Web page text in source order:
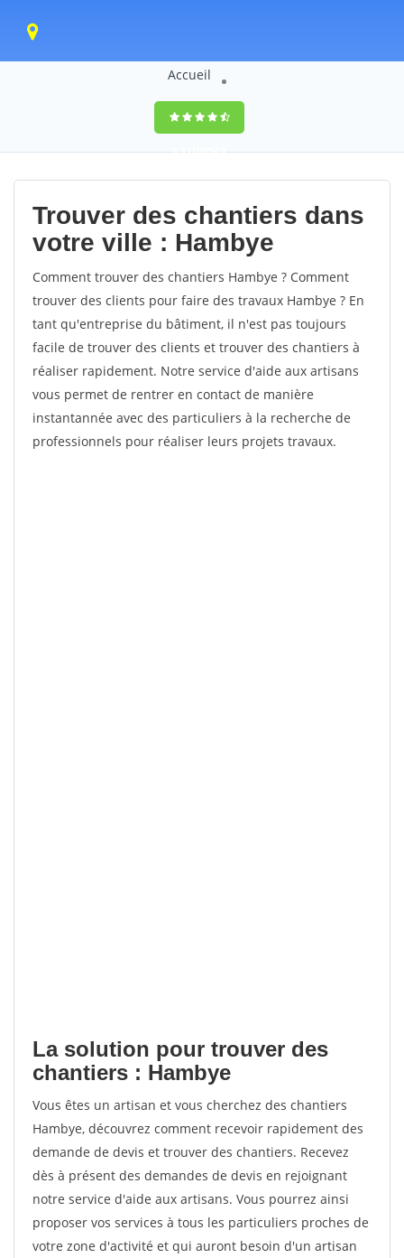
Accueil
9,5(100%)0
votes
Trouver des chantiers dans
votre ville : Hambye
Comment trouver des chantiers Hambye ? Comment
trouver des clients pour faire des travaux Hambye ? En
tant qu'entreprise du bâtiment, il n'est pas toujours
facile de trouver des clients et trouver des chantiers à
réaliser rapidement. Notre service d'aide aux artisans
vous permet de rentrer en contact de manière
instantannée avec des particuliers à la recherche de
professionnels pour réaliser leurs projets travaux.
La solution pour trouver des
chantiers : Hambye
Vous êtes un artisan et vous cherchez des chantiers
Hambye, découvrez comment recevoir rapidement des
demande de devis et trouver des chantiers. Recevez
dès à présent des demandes de devis en rejoignant
notre service d'aide aux artisans. Vous pourrez ainsi
proposer vos services à tous les particuliers proches de
votre zone d'activité et qui auront besoin d'un artisan